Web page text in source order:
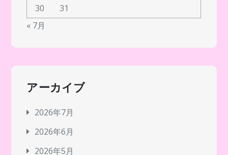
30
31
« 7月
アーカイブ
2026年7月
2026年6月
2026年5月